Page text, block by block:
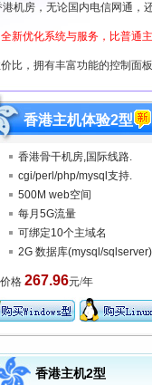
机房，无论国内电信网通，
新优化系统与服务，比普通
比，拥有丰富功能的控制面
香港主机体验2型
香港骨干机房,国际线路.
cgi/perl/php/mysql支持.
500M web空间
每月5G流量
可绑定10个主域名
2G 数据库(mysql/sqlserver)
价格 267.96元/年
香港主机2型